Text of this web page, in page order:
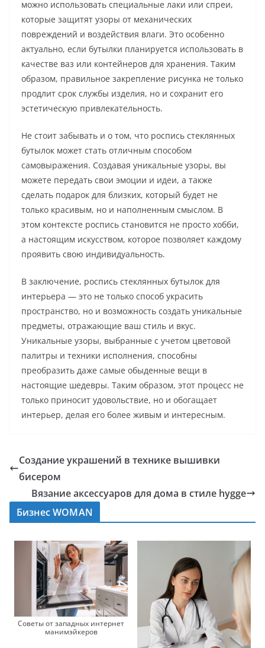
можно использовать специальные лаки или спреи,
которые защитят узоры от механических
повреждений и воздействия влаги. Это особенно
актуально, если бутылки планируется использовать в
качестве ваз или контейнеров для хранения. Таким
образом, правильное закрепление рисунка не только
продлит срок службы изделия, но и сохранит его
эстетическую привлекательность.
Не стоит забывать и о том, что роспись стеклянных
бутылок может стать отличным способом
самовыражения. Создавая уникальные узоры, вы
можете передать свои эмоции и идеи, а также
сделать подарок для близких, который будет не
только красивым, но и наполненным смыслом. В
этом контексте роспись становится не просто хобби,
а настоящим искусством, которое позволяет каждому
проявить свою индивидуальность.
В заключение, роспись стеклянных бутылок для
интерьера — это не только способ украсить
пространство, но и возможность создать уникальные
предметы, отражающие ваш стиль и вкус.
Уникальные узоры, выбранные с учетом цветовой
палитры и техники исполнения, способны
преобразить даже самые обыденные вещи в
настоящие шедевры. Таким образом, этот процесс не
только приносит удовольствие, но и обогащает
интерьер, делая его более живым и интересным.
Создание украшений в технике вышивки
бисером
Вязание аксессуаров для дома в стиле hygge
Бизнес WOMAN
Советы от западных интернет
манимэйкеров